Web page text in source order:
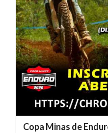
Copa Minas de